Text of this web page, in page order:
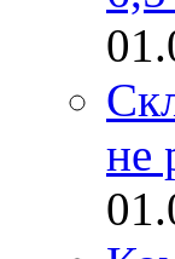
не